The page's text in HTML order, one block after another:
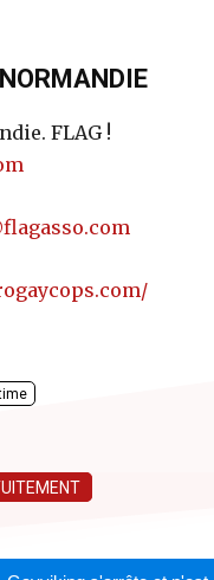
FLAG !